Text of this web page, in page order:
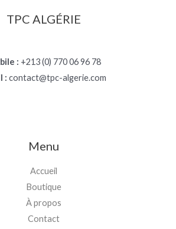
TPC ALGÉRIE
: +213 (0) 770 06 96 78
: contact@tpc-algerie.com
Menu
Accueil
Boutique
À propos
Contact